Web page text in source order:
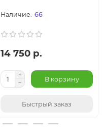
66
14 750 р.
В корзину
Быстрый заказ